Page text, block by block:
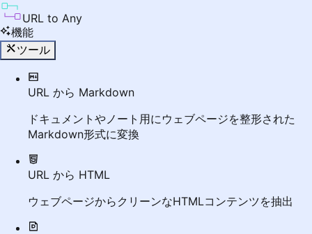
URL to Any
機能
ツール
URL から Markdown
ドキュメントやノート用にウェブページを整形された
Markdown形式に変換
URL から HTML
ウェブページからクリーンなHTMLコンテンツを抽出